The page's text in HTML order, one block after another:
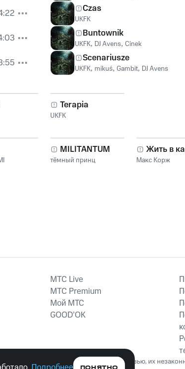
Czas
UKFK
Buntownik
UKFK, DJ Avens, Cinek
Scenariusze
UKFK, mikuś, Gambit, DJ Avens
Terapia
UKFK
MILITANTUM
тёмный принц
Жить в
Макс Корж
MTС Live
MTС Premium
Мой МТС
GOOD’OK
их аналогов причиняет вред здоровью, их